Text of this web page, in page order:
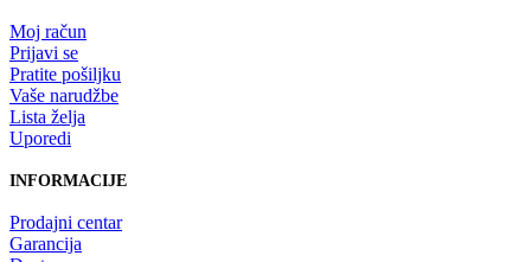
Moj račun
Prijavi se
Pratite pošiljku
Vaše narudžbe
Lista želja
Uporedi
INFORMACIJE
Prodajni centar
Garancija